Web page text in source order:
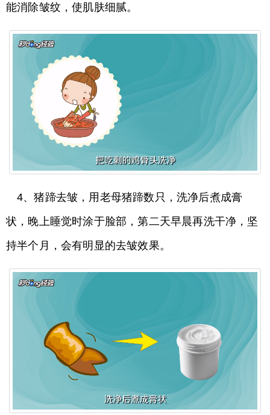
能消除皱纹，使肌肤细腻。
4、猪蹄去皱，用老母猪蹄数只，洗净后煮成膏
状，晚上睡觉时涂于脸部，第二天早晨再洗干净，坚
持半个月，会有明显的去皱效果。